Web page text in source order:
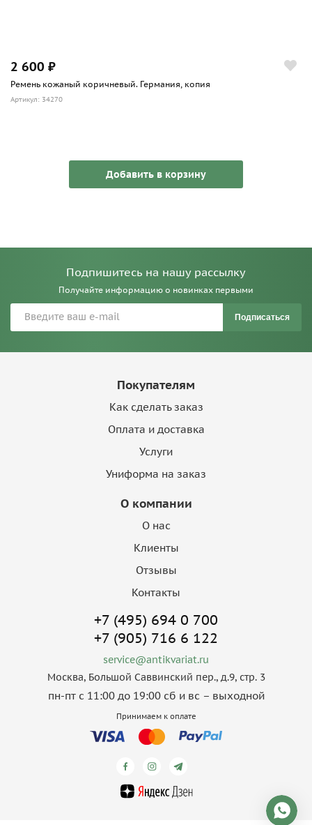
2 600 ₽
Ремень кожаный коричневый. Германия, копия
Артикул: 34270
Добавить в корзину
Подпишитесь на нашу рассылку
Получайте информацию о новинках первыми
Подписаться
Покупателям
Как сделать заказ
Оплата и доставка
Услуги
Униформа на заказ
О компании
О нас
Клиенты
Отзывы
Контакты
+7 (495) 694 0 700
+7 (905) 716 6 122
service@antikvariat.ru
Москва, Большой Саввинский пер., д.9, стр. 3
пн-пт с 11:00 до 19:00 сб и вс – выходной
Принимаем к оплате